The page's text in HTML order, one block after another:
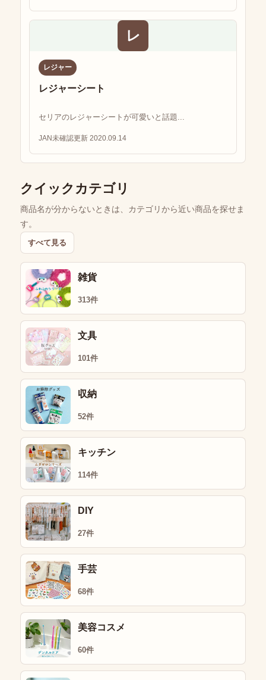
レ
レジャー
レジャーシート
セリアのレジャーシートが可愛いと話題...
JAN未確認更新 2020.09.14
クイックカテゴリ
商品名が分からないときは、カテゴリから近い商品を探せま
す。
すべて見る
雑貨
313件
文具
101件
収納
52件
キッチン
114件
DIY
27件
手芸
68件
美容コスメ
60件